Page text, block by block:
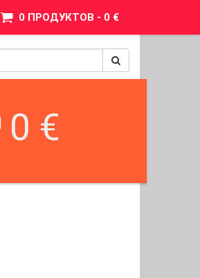
0 ПРОДУКТОВ - 0 €
0 €